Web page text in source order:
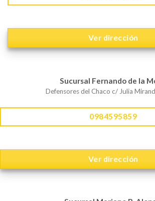
Ver dirección
Sucursal Fernando de la
Defensores del Chaco c/ Julia
0984595859
Ver dirección